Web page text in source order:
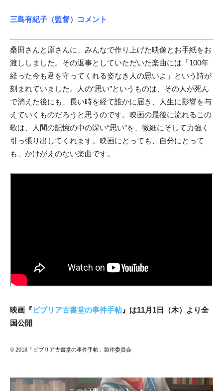
三島有紀子（監督）コメント
桑田さんと原さんに、みんなで作り上げた映像とお手紙をお
渡ししました。その返事としていただいた楽曲には「100年
経った今も君を守ってくれる姿なき人の思いよ」という詩が
刻まれていました。人の“思い”というものは、その人が死ん
で消えた後にも、長い時を経て誰かに届き、人生に影響を与
えていくものだろうと思うのです。映画の最後に流れるこの
歌は、人間の記憶の中の深い“思い”を、微細にそして力強く
引っ張り出してくれます。映画にとっても、自分にとって
も、かけがえのない楽曲です。
映画『 ビブリア古書堂の事件手帖』は11月1日（木）より全
国公開
© 2018「ビブリア古書堂の事件手帖」製作委員会